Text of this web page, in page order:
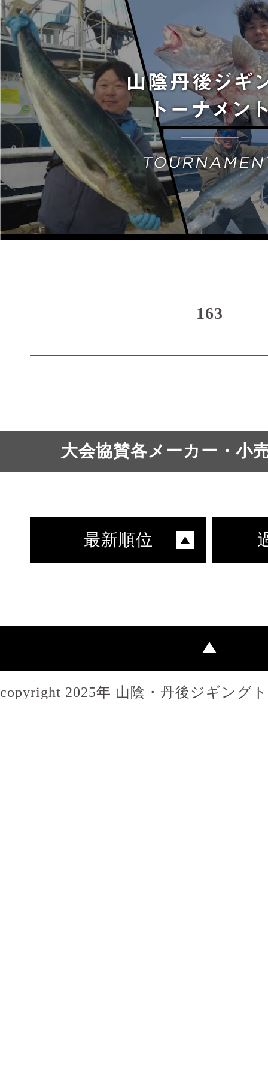
163
大会協賛各メーカー・小
最新順位
copyright 2025年 山陰・丹後ジギング